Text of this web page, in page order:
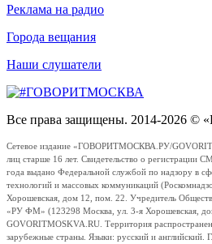
Реклама на радио
Города вещания
Наши слушатели
Все права защищены. 2014-2026 ©
Сетевое издание «ГОВОРИТМОСКВА.РУ/
лиц старше 16 лет. Свидетельство о
года выдано Федеральной службой по надзору в
технологий и массовых коммуникаций
Хорошевская, дом 12, пом. 22. Учредитель
«РУ ФМ» (123298 Москва, ул. 3-я Хорошевская,
GOVORITMOSKVA.RU. Территория
зарубежные страны. Языки: русский и английский.